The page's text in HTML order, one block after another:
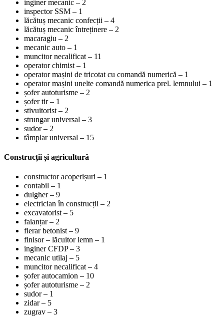
inginer mecanic – 2
inspector SSM – 1
lăcătuș mecanic confecții – 4
lăcătuș mecanic întreținere – 2
macaragiu – 2
mecanic auto – 1
muncitor necalificat – 11
operator chimist – 1
operator mașini de tricotat cu comandă numerică – 1
operator mașini unelte comandă numerica prel. lemnului – 1
șofer autoturisme – 2
șofer tir – 1
stivuitorist – 2
strungar universal – 3
sudor – 2
tâmplar universal – 15
Construcții și agricultură
constructor acoperișuri – 1
contabil – 1
dulgher – 9
electrician în construcții – 2
excavatorist – 5
faianțar – 2
fierar betonist – 9
finisor – lăcuitor lemn – 1
inginer CFDP – 3
mecanic utilaj – 5
muncitor necalificat – 4
șofer autocamion – 10
șofer autoturisme – 2
sudor – 1
zidar – 5
zugrav – 3